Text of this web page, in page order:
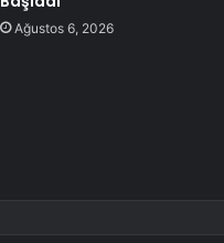
Ağustos 6, 2026